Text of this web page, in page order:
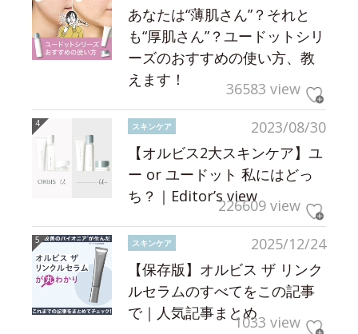
あなたは“薄肌さん”？それと
も“厚肌さん”？ユードットシリ
ーズのおすすめの使い方、教
えます！
36583 view
2023/08/30
スキンケア
【オルビス2大スキンケア】ユ
ー or ユードット 私にはどっ
ち？｜Editor’s view226609 view
2025/12/24
スキンケア
【保存版】オルビス ザ リンク
ルセラムのすべてをこの記事
で｜人気記事まとめ1033 view